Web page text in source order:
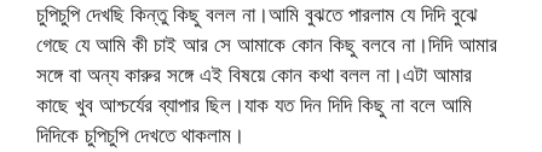
চুপিচুপি দেখছি কিন্তু কিছু বলল না।আমি বুঝতে পারলাম যে দিদি বুঝে
গেছে যে আমি কী চাই আর সে আমাকে কোন কিছু বলবে না।দিদি আমার
সঙ্গে বা অন্য কারুর সঙ্গে এই বিষয়ে কোন কথা বলল না।এটা আমার
কাছে খুব আশ্চর্যের ব্যাপার ছিল।যাক যত দিন দিদি কিছু না বলে আমি
দিদিকে চুপিচুপি দেখতে থাকলাম।